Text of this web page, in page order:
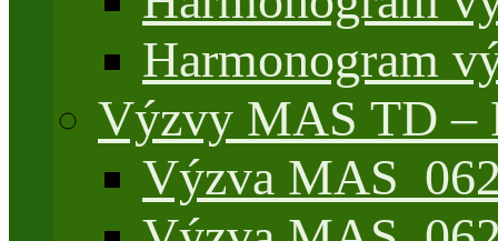
Harmonogram
Výzvy MAS TD –
Výzva